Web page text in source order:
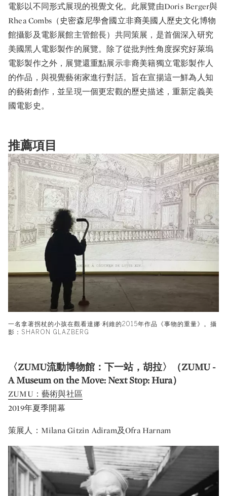
電影以不同形式展現的視覺文化。此展覽由Doris Berger與
Rhea Combs（史密森尼學會國立非裔美國人歷史文化博物
館攝影及電影展館主管館長）共同策展，是首個深入研究
美國黑人電影製作的展覽。除了從批判性角度探究好萊塢
電影製作之外，展覽還重點展示非裔美籍獨立電影製作人
的作品，與視覺藝術家進行對話。旨在宣揚這一鮮為人知
的藝術創作，並呈現一個更宏觀的歷史描述，重新定義美
國電影史。
推薦項目
一名拿著拐杖的小孩在觀看達娜·利維的2015年作品《事物的重量》。攝
影：SHARON GLAZBERG
〈ZUMU流動博物館：下一站，胡拉〉（ZUMU -
A Museum on the Move: Next Stop: Hura）
ZUMU：藝術與社區
2019年夏季開幕
策展人：Milana Gitzin Adiram及Ofra Harnam